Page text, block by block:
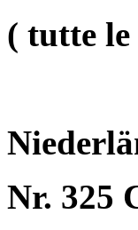
( tutte
Nr. 325